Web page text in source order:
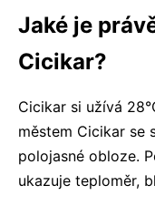
Jaké je
Cicikar?
Cicikar si užívá
městem Cicikar se
polojasné obloze.
ukazuje teploměr,